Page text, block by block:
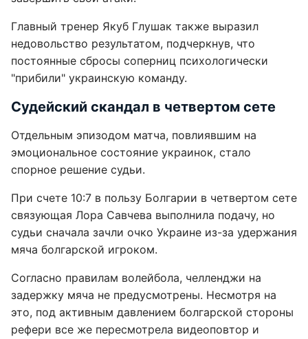
Главный тренер Якуб Глушак также выразил
недовольство результатом, подчеркнув, что
постоянные сбросы соперниц психологически
"прибили" украинскую команду.
Судейский скандал в четвертом сете
Отдельным эпизодом матча, повлиявшим на
эмоциональное состояние украинок, стало
спорное решение судьи.
При счете 10:7 в пользу Болгарии в четвертом сете
связующая Лора Савчева выполнила подачу, но
судьи сначала зачли очко Украине из-за удержания
мяча болгарской игроком.
Согласно правилам волейбола, челленджи на
задержку мяча не предусмотрены. Несмотря на
это, под активным давлением болгарской стороны
рефери все же пересмотрела видеоповтор и